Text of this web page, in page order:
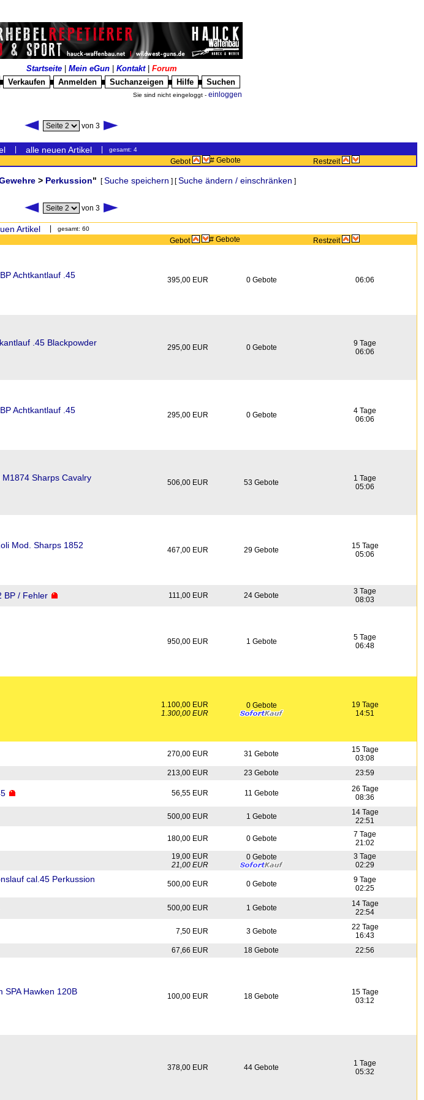
Startseite Mein eGun Kontakt| Forum
Verkaufen Anmelden Suchanzeigen Hilfe Suchen
Sie sind nicht eingeloggt - einloggen
von 3
alle neuen Artikel gesamt: 4
Gebot # Gebote Restzeit
> Perkussion" [Suche speichern ] [Suche ändern / einschränken ]
von 3
Artikel gesamt: 60
Gebot # Gebote Restzeit
Achtkantlauf .45
395,00 EUR 0 Gebote 06:06
.45 Blackpowder
295,00 EUR 0 Gebote
9 Tage
06:06
Achtkantlauf .45
295,00 EUR 0 Gebote
4 Tage
06:06
Sharps Cavalry
506,00 EUR 53 Gebote
1 Tage
05:06
Mod. Sharps 1852
467,00 EUR 29 Gebote
15 Tage
05:06
BP / Fehler 111,00 EUR 24 Gebote
3 Tage
08:03
950,00 EUR 1 Gebote
5 Tage
06:48
1.100,00 EUR
1.300,00 EUR
0 Gebote
19 Tage
14:51
270,00 EUR 31 Gebote
15 Tage
03:08
213,00 EUR 23 Gebote 23:59
56,55 EUR 11 Gebote
26 Tage
08:36
500,00 EUR 1 Gebote
14 Tage
22:51
180,00 EUR 0 Gebote
7 Tage
21:02
19,00 EUR
21,00 EUR
0 Gebote
3 Tage
02:29
cal.45 Perkussion
500,00 EUR 0 Gebote
9 Tage
02:25
500,00 EUR 1 Gebote
14 Tage
22:54
7,50 EUR 3 Gebote
22 Tage
16:43
67,66 EUR 18 Gebote 22:56
SPA Hawken 120B
100,00 EUR 18 Gebote
15 Tage
03:12
378,00 EUR 44 Gebote
1 Tage
05:32